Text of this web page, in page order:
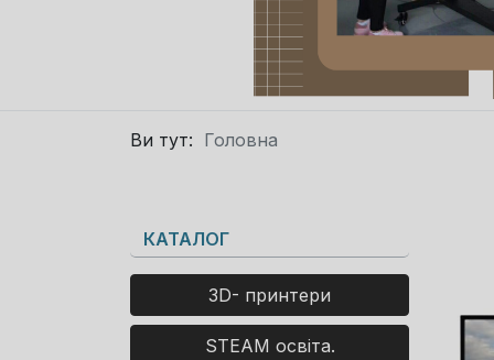
Ви тут: Головна
КАТАЛОГ
3D- принтери
STEAM освіта.